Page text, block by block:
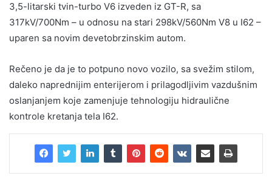
3,5-litarski tvin-turbo V6 izveden iz GT-R, sa
317kV/700Nm – u odnosu na stari 298kV/560Nm V8 u I62 –
uparen sa novim devetobrzinskim autom.
Rečeno je da je to potpuno novo vozilo, sa svežim stilom,
daleko naprednijim enterijerom i prilagodljivim vazdušnim
oslanjanjem koje zamenjuje tehnologiju hidraulične
kontrole kretanja tela I62.